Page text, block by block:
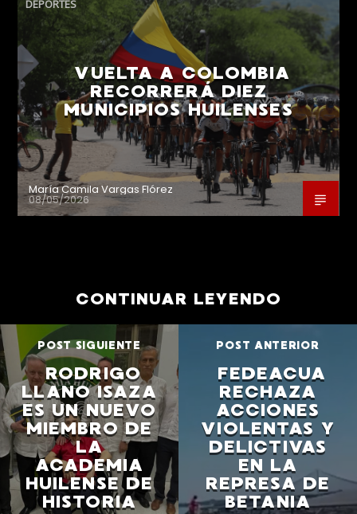
DEPORTES
VUELTA A COLOMBIA
RECORRERÁ DIEZ
MUNICIPIOS HUILENSES
María Camila Vargas Flórez
08/05/2026
CONTINUAR LEYENDO
POST SIGUIENTE
RODRIGO
LLANO ISAZA
ES UN NUEVO
MIEMBRO DE
LA
ACADEMIA
HUILENSE DE
HISTORIA
POST ANTERIOR
FEDEACUA
RECHAZA
ACCIONES
VIOLENTAS Y
DELICTIVAS
EN LA
REPRESA DE
BETANIA